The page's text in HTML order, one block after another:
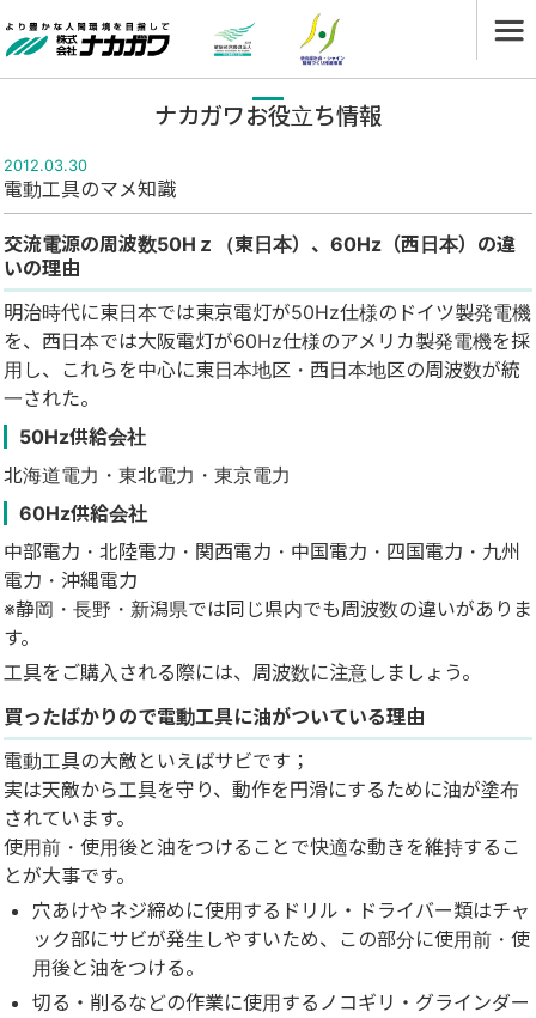
ナカガワお役立ち情報
2012.03.30
電動工具のマメ知識
交流電源の周波数50Hｚ（東日本）、60Hz（西日本）の違
いの理由
明治時代に東日本では東京電灯が50Hz仕様のドイツ製発電機
を、西日本では大阪電灯が60Hz仕様のアメリカ製発電機を採
用し、これらを中心に東日本地区・西日本地区の周波数が統
一された。
50Hz供給会社
北海道電力・東北電力・東京電力
60Hz供給会社
中部電力・北陸電力・関西電力・中国電力・四国電力・九州
電力・沖縄電力
※静岡・長野・新潟県では同じ県内でも周波数の違いがありま
す。
工具をご購入される際には、周波数に注意しましょう。
買ったばかりので電動工具に油がついている理由
電動工具の大敵といえばサビです；
実は天敵から工具を守り、動作を円滑にするために油が塗布
されています。
使用前・使用後と油をつけることで快適な動きを維持するこ
とが大事です。
穴あけやネジ締めに使用するドリル・ドライバー類はチャ
ック部にサビが発生しやすいため、この部分に使用前・使
用後と油をつける。
切る・削るなどの作業に使用するノコギリ・グラインダー